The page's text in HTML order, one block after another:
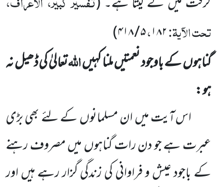
تحت الآیۃ:۱۸۲،۵/۴۱۸)
گناہوں کے باوجود نعمتیں ملنا کہیںاللہتعالیٰ کی ڈھیل نہ
ہو :
اس آیت میں ان مسلمانوں کے لئے بھی بڑی
عبرت ہے جو دن رات گناہوں میں مصروف رہنے
کے باجود عیش و فراوانی کی زندگی گزار رہے ہیں اور